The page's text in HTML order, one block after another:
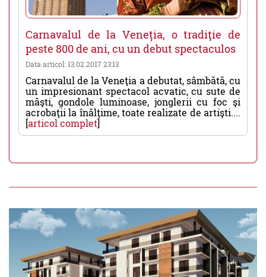
Carnavalul de la Veneția, o tradiţie de
peste 800 de ani, cu un debut spectaculos
Data articol: 13.02.2017 23:13
Carnavalul de la Veneţia a debutat, sâmbătă, cu
un impresionant spectacol acvatic, cu sute de
măşti, gondole luminoase, jonglerii cu foc şi
acrobaţii la înălţime, toate realizate de artişti....
[articol complet]